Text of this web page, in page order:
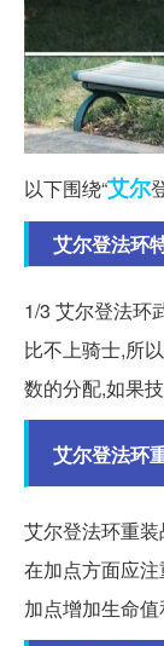
以下围绕“艾尔
艾尔登法环
1/3 艾尔登法环
比不上骑士,所
数的分配,如果
艾尔登法环
艾尔登法环重
在加点方面应
加点增加生命值